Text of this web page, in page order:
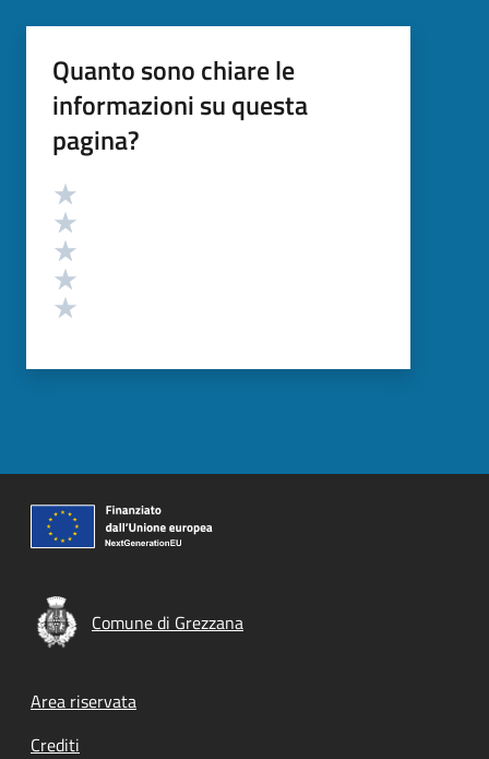
Quanto sono chiare le
informazioni su questa
pagina?
Valutazione
Comune di Grezzana
Footer menu
Area riservata
Crediti